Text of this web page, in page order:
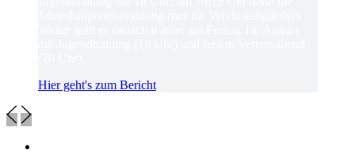
Hier geht's zum Bericht